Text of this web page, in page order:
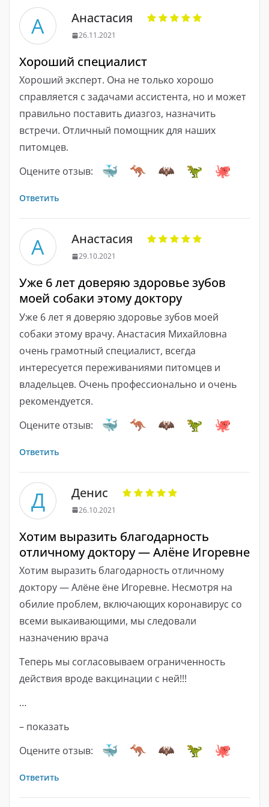
А Анастасия
26.11.2021
Хороший специалист
Хороший эксперт. Она не только хорошо
справляется с задачами ассистента, но и может
правильно поставить диазгоз, назначить
встречи. Отличный помощник для наших
питомцев.
Оцените отзыв:
Ответить
А Анастасия
29.10.2021
Уже 6 лет доверяю здоровье зубов
моей собаки этому доктору
Уже 6 лет я доверяю здоровье зубов моей
собаки этому врачу. Анастасия Михайловна
очень грамотный специалист, всегда
интересуется переживаниями питомцев и
владельцев. Очень профессионально и очень
рекомендуется.
Оцените отзыв:
Ответить
Д Денис
26.10.2021
Хотим выразить благодарность
отличному доктору — Алёне Игоревне
Хотим выразить благодарность отличному
доктору — Алёне ёне Игоревне. Несмотря на
обилие проблем, включающих коронавирус со
всеми выкаивающими, мы следовали
назначению врача
Теперь мы согласовываем ограниченность
действия вроде вакцинации с ней!!!
…
– показать
Оцените отзыв:
Ответить